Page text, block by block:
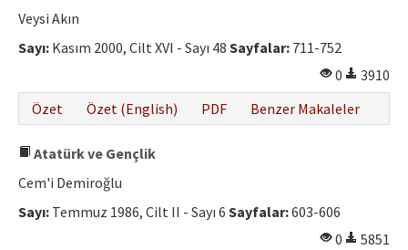
Etik İlkeler
Yazar Rehberi
Hakem Rehberi
Veysi Akın
Sayı: Kasım 2000, Cilt XVI - Sayı 48 Sayfalar: 711-752
0
3910
Özet
Özet (English) PDF Benzer Makaleler
Atatürk ve Gençlik
Cem'i Demiroğlu
Sayı: Temmuz 1986, Cilt II - Sayı 6 Sayfalar:603-606
0
5851